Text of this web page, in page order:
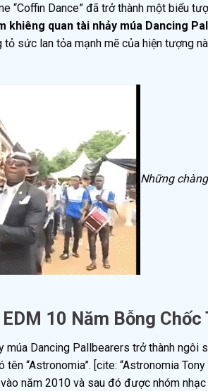
“Coffin Dance” đã trở thành một biểu
khiêng quan tài nhảy múa Dancing
sức lan tỏa mạnh mẽ của hiện tượng
Những
10 Năm Bỗng
Dancing Pallbearers trở thành ngôi
tên “Astronomia”. [cite: “Astronomia
năm 2010 và sau đó được nhóm